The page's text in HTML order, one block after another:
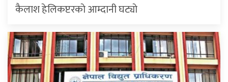
कैलाश हेलिकप्टरकाे आम्दानी घट्याे